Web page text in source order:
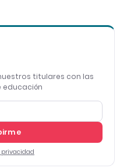
titulares con las
privacidad